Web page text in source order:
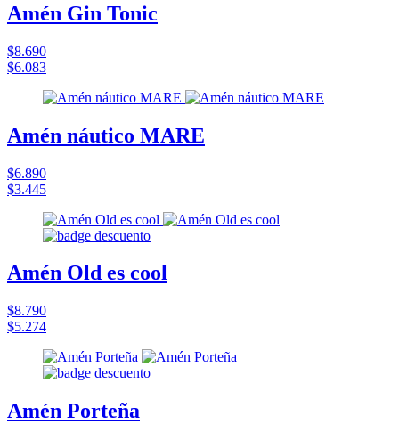
Amén Gin Tonic
$8.690
$6.083
Amén náutico MARE
$6.890
$3.445
Amén Old es cool
$8.790
$5.274
Amén Porteña